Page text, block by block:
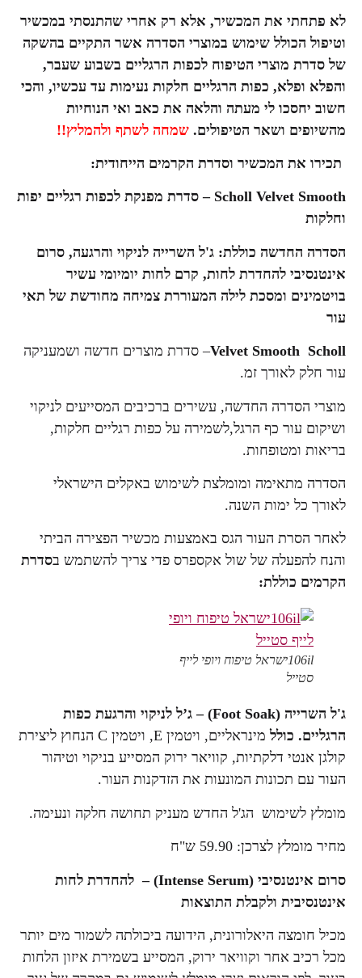
לא פתחתי את המכשיר, אלא רק אחרי שהתנסתי במכשיר
וטיפול הכולל שימוש במוצרי הסדרה אשר התקיים בהשקה
של סדרת מוצרי הטיפוח לכפות הרגליים בשבוע שעבר,
והפלא ופלא, כפות הרגליים חלקות נעימות עד עכשיו, והכי
חשוב יחסכו לי מעתה והלאה את כאב ואי הנוחיות
מהשיופים ושאר הטיפולים.שמחה לשתף ולהמליץ!!
תכירו את המכשיר וסדרת הקרמים הייחודית:
Scholl Velvet Smooth– סדרתמפנקת לכפות רגליים יפות
וחלקות
הסדרה החדשה כוללת: ג'ל השרייה לניקוי והרגעה, סרום
אינטנסיבי להחדרת לחות, קרם לחות יומיומי עשיר
בויטמינים ומסכת לילה המעוררת צמיחה מחודשת של תאי
עור
Velvet Smooth Scholl
– סדרת מוצרים חדשה ושמעניקה
עור חלק לאורך זמ.
מוצרי הסדרה החדשה, עשירים ברכיבים המסייעים לניקוי
ושיקום עור כף הרגל,לשמירה על כפות רגליים חלקות,
בריאות ומטופחות.
הסדרה מתאימה ומומלצת לשימוש באקלים הישראלי
לאורך כל ימות השנה.
לאחר הסרת העור הגס באמצעות מכשיר הפצירה הביתי
והנח להפעלה של שול אקספרס פדי צריך להשתמש בסדרת
הקרמיםכוללת:
106ilישראל טיפוח ויופי לייף
סטייל
ג'ל השרייה (Foot Soak) – ג’ל לניקוי והרגעת כפות
הרגליים. כולל
מינראליים, ויטמין E, ויטמין C הנחוץ ליצירת
קולגן אנטי דלקתיות, קוויאר ירוק המסייע בניקוי וטיהור
העור עם תכונות המונעות את הזדקנות העור.
מומלץ לשימוש הג'ל החדש מעניק תחושה חלקה ונעימה.
מחיר מומלץ לצרכן: 59.90 ש"ח
סרום אינטנסיבי (Intense Serum) – להחדרת לחות
אינטנסיבית ולקבלת התוצאות
מכיל חומצה היאלורונית, הידועה ביכולתה לשמור מים יותר
מכל רכיב אחר וקוויאר ירוק, המסייע בשמירת איזון הלחות